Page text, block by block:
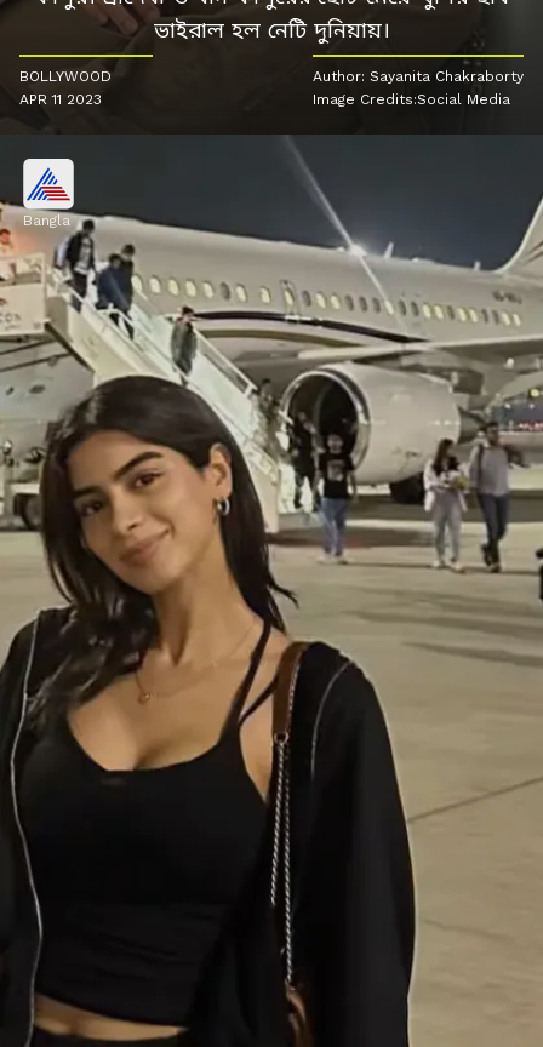
ভাইরাল হল নেটি দুনিয়ায়।
BOLLYWOOD
APR 11 2023
Author: Sayanita Chakraborty
Image Credits:Social Media
Bangla